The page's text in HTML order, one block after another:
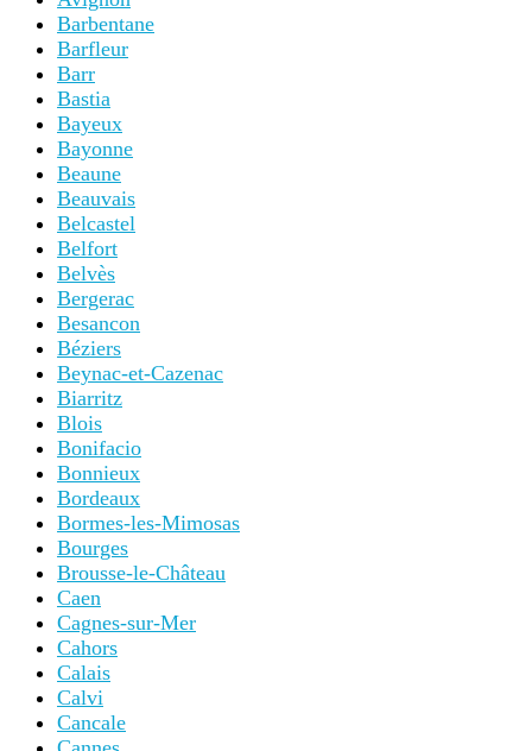
Cavaillon
Céret
Cernay
Châlons-en-Champagne
Chalon-sur-Saône
Chambery
Chamonix
Chartres
Chatenois
Chenonceau
Chinon
Clermont-Ferrand
Cluny
Cognac
Collioure
Colmar
Concarneau
Conques
Cordes-sur-Ciel
Corte
Courchevel
Deauville
Digne-les-Bains
Dijon
Dinan
Dinard
Dol-de-Bretagne
Dole
Douai
Dunkerque